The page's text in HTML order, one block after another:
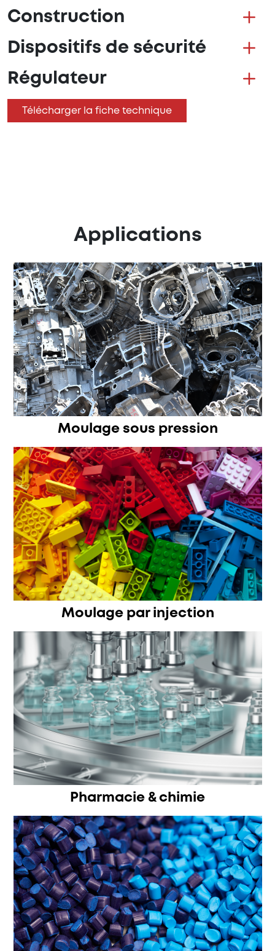
Construction
Dispositifs de sécurité
Régulateur
Télécharger la fiche technique
Applications
Moulage sous pression
Moulage par injection
Pharmacie & chimie